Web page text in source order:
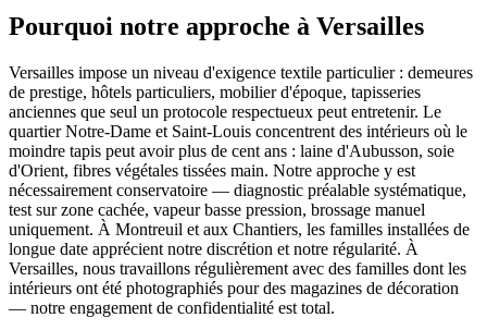
Pourquoi notre approche à Versailles
Versailles impose un niveau d'exigence textile particulier : demeures
de prestige, hôtels particuliers, mobilier d'époque, tapisseries
anciennes que seul un protocole respectueux peut entretenir. Le
quartier Notre-Dame et Saint-Louis concentrent des intérieurs où le
moindre tapis peut avoir plus de cent ans : laine d'Aubusson, soie
d'Orient, fibres végétales tissées main. Notre approche y est
nécessairement conservatoire — diagnostic préalable systématique,
test sur zone cachée, vapeur basse pression, brossage manuel
uniquement. À Montreuil et aux Chantiers, les familles installées de
longue date apprécient notre discrétion et notre régularité. À
Versailles, nous travaillons régulièrement avec des familles dont les
intérieurs ont été photographiés pour des magazines de décoration
— notre engagement de confidentialité est total.